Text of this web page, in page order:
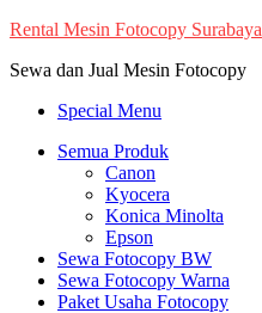
Skip
content
Rental Mesin Fotocopy Surabaya
Sewa dan Jual Mesin Fotocopy
Special Menu
Semua Produk
Canon
Kyocera
Konica Minolta
Epson
Sewa Fotocopy BW
Sewa Fotocopy Warna
Paket Usaha Fotocopy